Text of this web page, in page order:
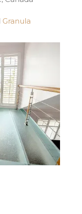
Granula